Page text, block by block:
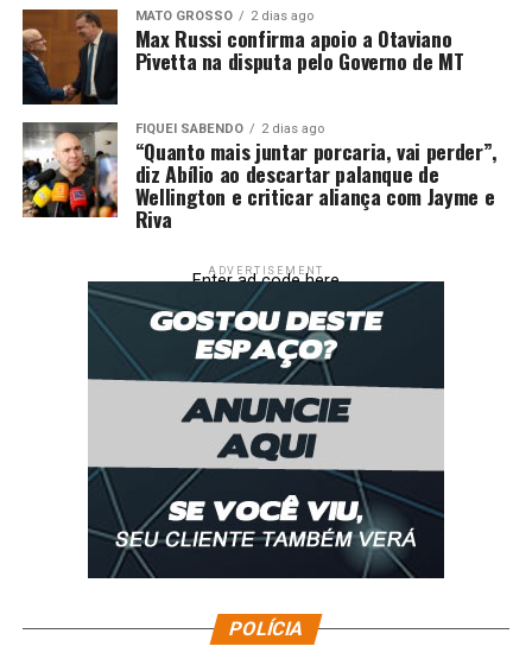
UP NEXT
Cliente é preso após mostrar vídeos pornôs a corretora
de imóveis em Várzea Grande
DON'T MISS
Operação Lei Seca prende quatro motoristas
embriagados e remove 53 veículos em Cuiabá
MATO GROSSO 2 dias ago
Max Russi confirma apoio a Otaviano
Pivetta na disputa pelo Governo de MT
FIQUEI SABENDO 2 dias ago
“Quanto mais juntar porcaria, vai perder”,
diz Abílio ao descartar palanque de
Wellington e criticar aliança com Jayme e
Riva
ADVERTISEMENT
Enter ad code here
POLÍCIA